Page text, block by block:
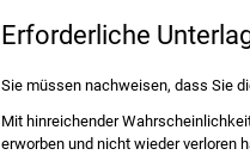
Erforderliche
Sie müssen nachweisen, dass Sie
Mit hinreichender
erworben und nicht wieder verloren